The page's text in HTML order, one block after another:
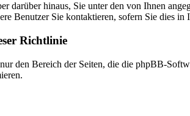
darüber hinaus, Sie unter den von Ihnen
Benutzer Sie kontaktieren, sofern Sie dies in
Richtlinie
den Bereich der Seiten, die die phpBB-